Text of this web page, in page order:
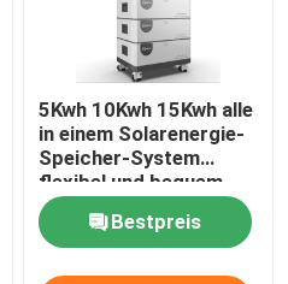
5Kwh 10Kwh 15Kwh alle
in einem Solarenergie-
Speicher-System
flexibel und bequem
Bestpreis